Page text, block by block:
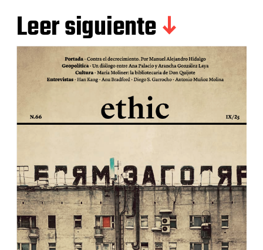
Leer siguiente